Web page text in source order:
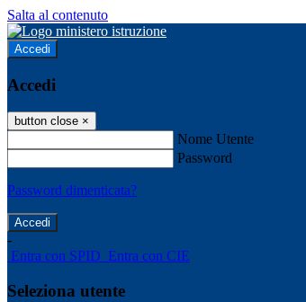
Salta al contenuto
Accedi
Accedi
button close ×
Nome Utente
Password
Password dimenticata?
-
Entra con SPID Entra con CIE
Seleziona utente